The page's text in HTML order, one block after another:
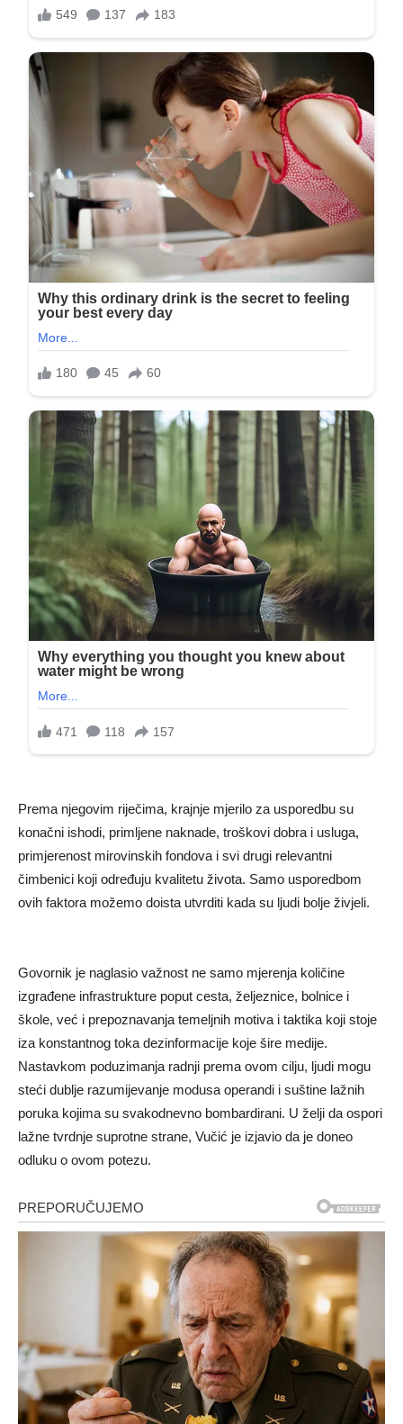
Prema njegovim riječima, krajnje mjerilo za usporedbu su
konačni ishodi, primljene naknade, troškovi dobra i usluga,
primjerenost mirovinskih fondova i svi drugi relevantni
čimbenici koji određuju kvalitetu života. Samo usporedbom
ovih faktora možemo doista utvrditi kada su ljudi bolje živjeli.
Govornik je naglasio važnost ne samo mjerenja količine
izgrađene infrastrukture poput cesta, željeznice, bolnice i
škole, već i prepoznavanja temeljnih motiva i taktika koji stoje
iza konstantnog toka dezinformacije koje šire medije.
Nastavkom poduzimanja radnji prema ovom cilju, ljudi mogu
steći dublje razumijevanje modusa operandi i suštine lažnih
poruka kojima su svakodnevno bombardirani. U želji da ospori
lažne tvrdnje suprotne strane, Vučić je izjavio da je doneo
odluku o ovom potezu.